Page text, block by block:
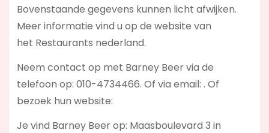
Bovenstaande gegevens kunnen licht afwijken.
Meer informatie vind u op de website van
het Restaurants nederland.
Neem contact op met Barney Beer via de
telefoon op: 010-4734466. Of via email: . Of
bezoek hun website:
Je vind Barney Beer op: Maasboulevard 3 in